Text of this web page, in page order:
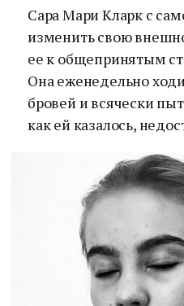
Сара Мари Кларк с
изменить свою
ее к общепринятым
Она еженедельно
бровей и всячески
как ей казалось,